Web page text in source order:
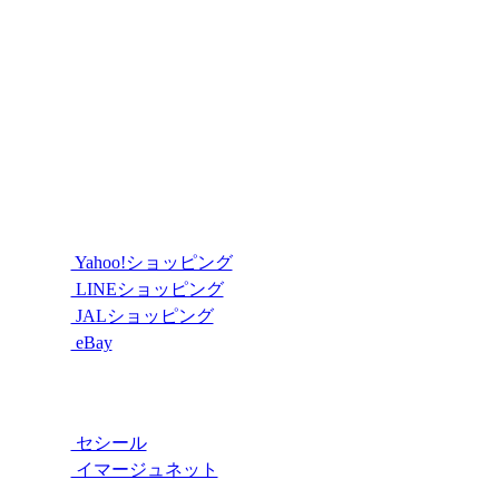
Yahoo!ショッピング
LINEショッピング
JALショッピング
eBay
セシール
イマージュネット